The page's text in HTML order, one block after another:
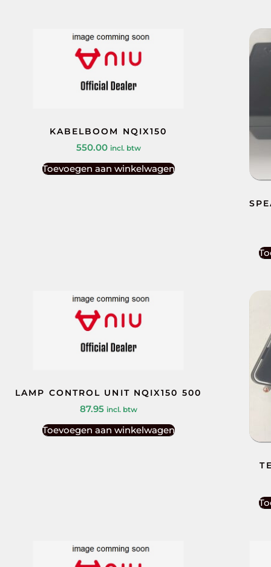
KABELBOOM NQIX150
550.00 incl. btw
Toevoegen aan winkelwagen
LAMP CONTROL UNIT NQIX150 500
87.95 incl. btw
Toevoegen aan winkelwagen